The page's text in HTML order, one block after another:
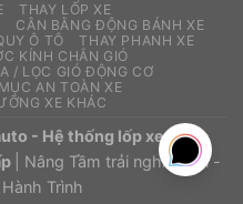
THAY LỐP XE
CÂN BẰNG ĐỘNG BÁNH XE
Ô TÔ
THAY PHANH XE
KÍNH CHẮN GIÓ
/ LỌC GIÓ ĐỘNG CƠ
AN TOÀN XE
XE KHÁC
- Hệ thống lốp xe - Sửa
| Nâng Tầm trải nghiệm lái -
Trình